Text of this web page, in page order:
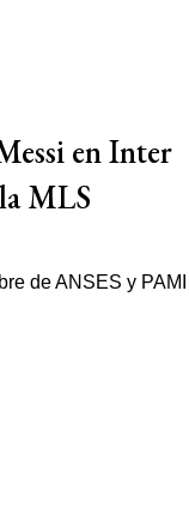
en Inter
MLS